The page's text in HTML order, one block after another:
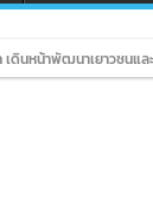
นหน้าพัฒนาเยาวชนแล